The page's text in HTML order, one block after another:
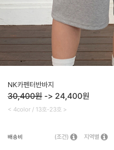
NK카펜터반바지
30,400원 -> 24,400원
< 4color / 13호-23호 >
배송비 (조건) 지역별